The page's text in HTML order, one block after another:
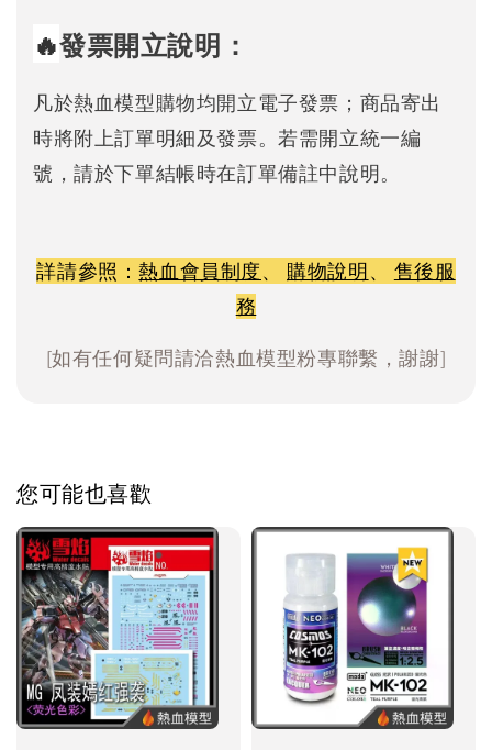
🔥發票開立說明：
凡於熱血模型購物均開立電子發票；商品寄出
時將附上訂單明細及發票。若需開立統一編
號，請於下單結帳時在訂單備註中說明。
詳請參照：熱血會員制度、 購物說明、 售後服
務
[如有任何疑問請洽熱血模型粉專聯繫，謝謝]
您可能也喜歡